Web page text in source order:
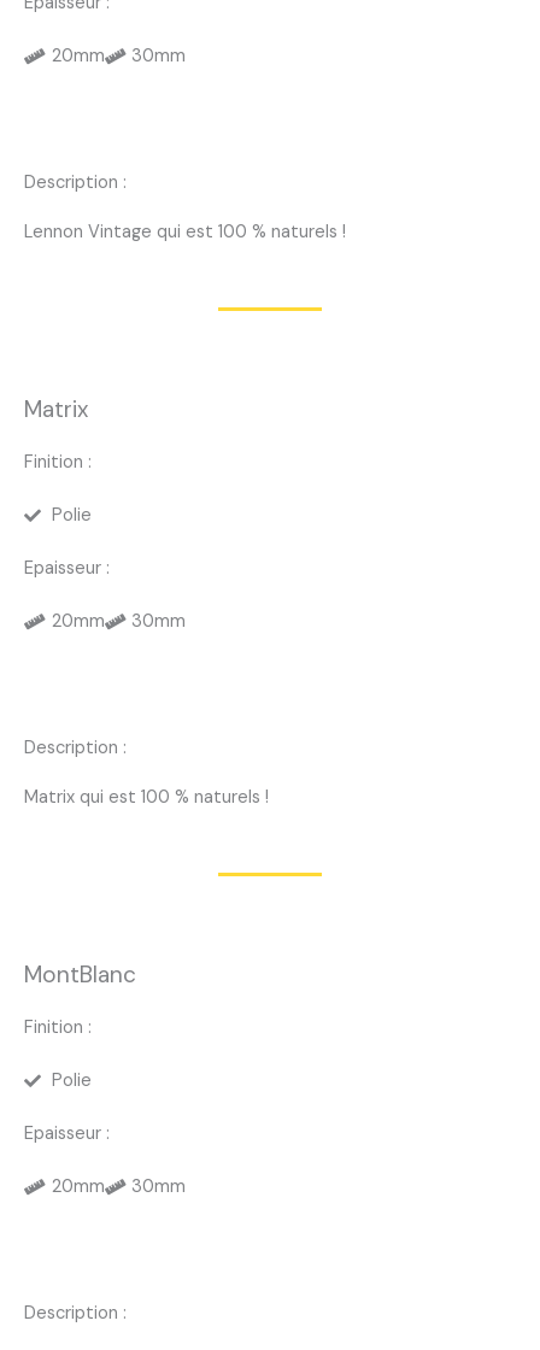
20mm 30mm
Description :
Lennon Vintage qui est 100 % naturels !
Matrix
Finition :
Polie
Epaisseur :
20mm 30mm
Description :
Matrix qui est 100 % naturels !
MontBlanc
Finition :
Polie
Epaisseur :
20mm 30mm
Description :